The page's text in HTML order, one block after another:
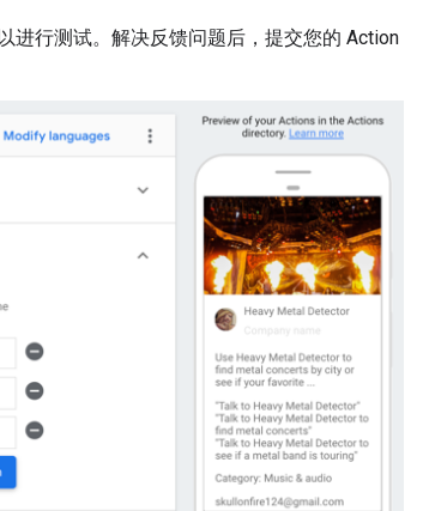
进行测试。解决反馈问题后，提交您的 Action